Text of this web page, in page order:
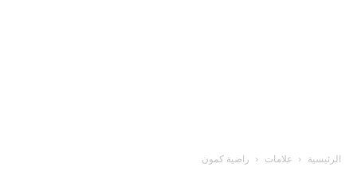
الرئيسية علامات راضية كمون